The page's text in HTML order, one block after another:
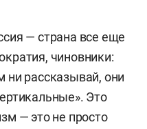
— страна все еще
чиновники:
ни рассказывай, они
Это
— это не просто